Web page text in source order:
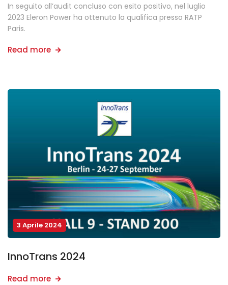
In seguito all’audit concluso con esito positivo, nel luglio
2023 Eleron Power ha ottenuto la qualifica presso RATP
Paris.
Read more
3 Aprile 2024
InnoTrans 2024
Read more